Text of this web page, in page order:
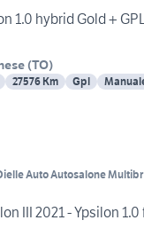
1.0 hybrid Gold +
(TO)
27576 Km Gpl
Auto Autosalone
III 2021 - Ypsilon